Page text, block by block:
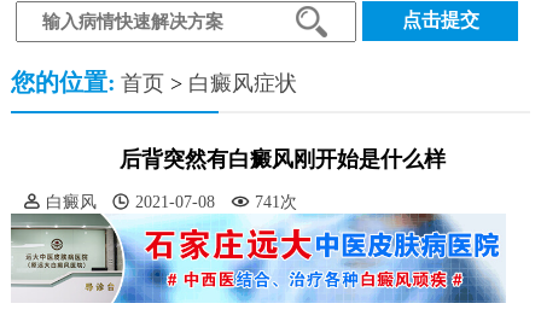
点击提交
您的位置: 首页> 白癜风症状
后背突然有白癜风刚开始是什么样
白癜风 2021-07-08 741次